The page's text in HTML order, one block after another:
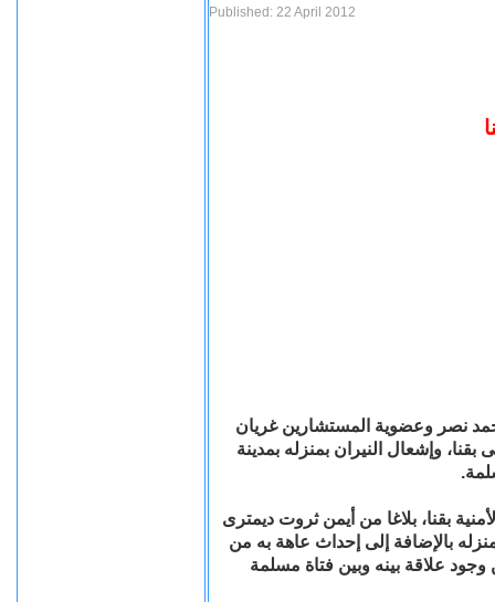
Published: 22 April 2012
نصر وعضوية المستشارين غريان
وإشعال النيران بمنزله بمدينة
تلقت الأجهزة الأمنية بقنا، بلاغا من أيمن ثروت ديمترى
بالإضافة إلى إحداث عاهة به من
علاقة بينه وبين فتاة مسلمة